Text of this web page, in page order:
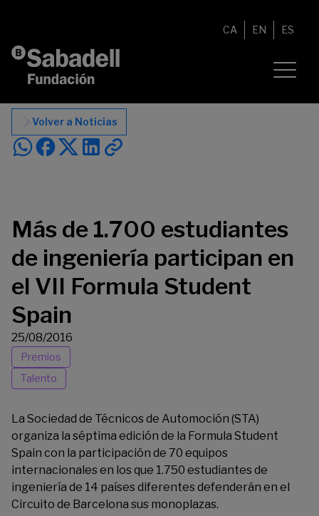
CA EN ES
Volver a Noticias
Más de 1.700 estudiantes
de ingeniería participan en
el VII Formula Student
Spain
25/08/2016
Premios
Talento
La Sociedad de Técnicos de Automoción (STA)
organiza la séptima edición de la Formula Student
Spain con la participación de 70 equipos
internacionales en los que 1.750 estudiantes de
ingeniería de 14 países diferentes defenderán en el
Circuito de Barcelona sus monoplazas.